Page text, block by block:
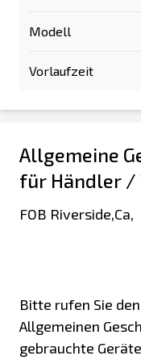
Modell
Vorlaufzeit
Allgemeine
für Händler /
FOB Riverside,Ca,
Bitte rufen Sie
Allgemeinen
gebrauchte